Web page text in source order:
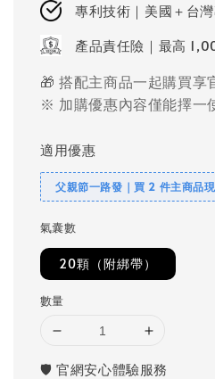
專利技術｜美國＋台
產品責任險｜最高
🎁 搭配主商品一起購買享
※ 加購優惠內容僅能擇一
適用優惠
父親節一路發｜買 2 件主商品
氣囊數
20顆（附綁帶）
數量
🛡 官網安心體驗服務